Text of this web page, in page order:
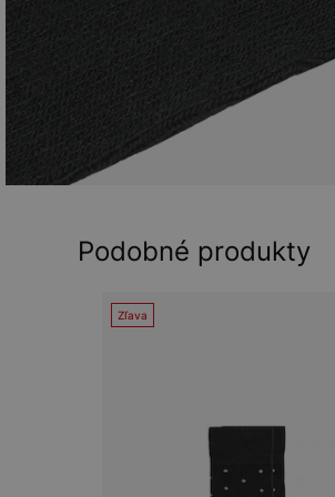
Podobné produkty
Zľava